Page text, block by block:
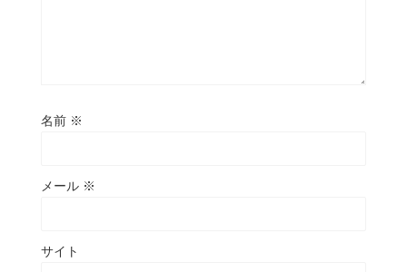
名前 ※
メール ※
サイト